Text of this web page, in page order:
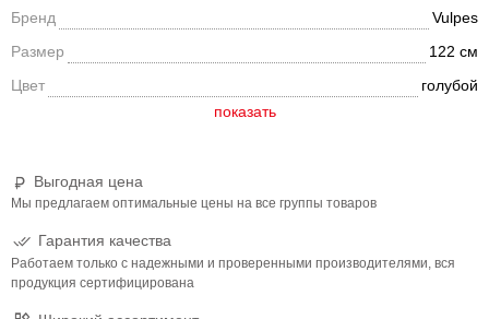
Выгодная цена
Мы предлагаем оптимальные цены на все группы товаров
Гарантия качества
Работаем только с надежными и проверенными производителями, вся
продукция сертифицирована
Бренд
Vulpes
Размер
122 см
Цвет
голубой